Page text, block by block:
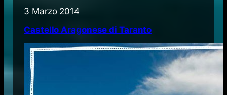
3 Marzo 2014
Castello Aragonese di Taranto